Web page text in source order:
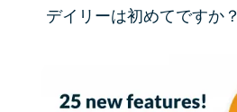
デイリーは初めてですか？